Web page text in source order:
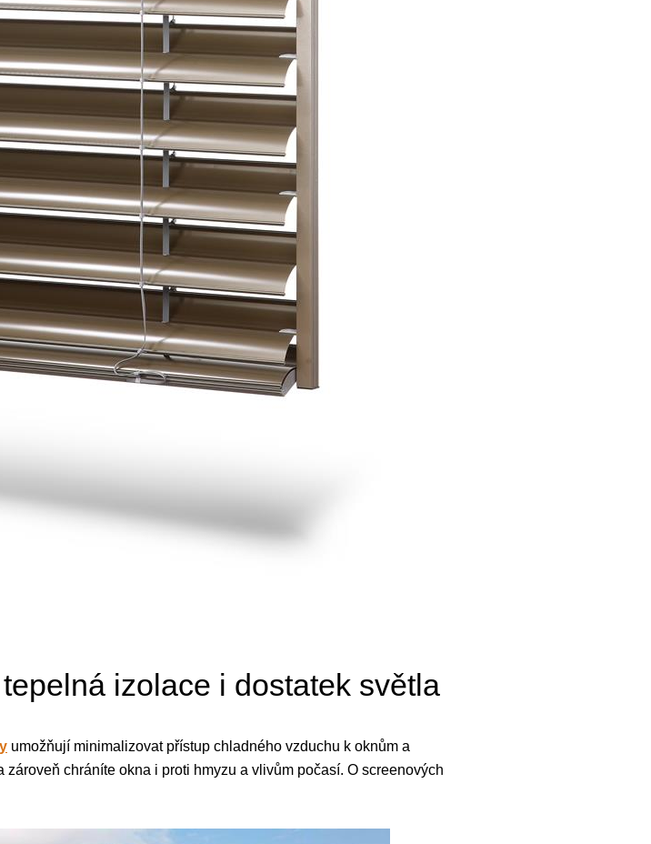
izolace i dostatek světla
umožňují minimalizovat přístup chladného vzduchu k oknům a
chráníte okna i proti hmyzu a vlivům počasí. O screenových